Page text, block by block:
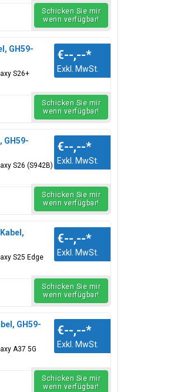
Schicken Sie mir
wenn verfügbar!
GH59-
S26+
€--,--*
Exkl. MwSt.
Schicken Sie mir
wenn verfügbar!
GH59-
S26 (S942B)
€--,--*
Exkl. MwSt.
Schicken Sie mir
wenn verfügbar!
S25 Edge
€--,--*
Exkl. MwSt.
Schicken Sie mir
wenn verfügbar!
GH59-
A37 5G
€--,--*
Exkl. MwSt.
Schicken Sie mir
wenn verfügbar!